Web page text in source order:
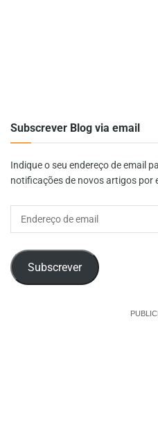
Subscrever Blog via email
Indique o seu endereço de email
notificações de novos artigos por
Subscrever